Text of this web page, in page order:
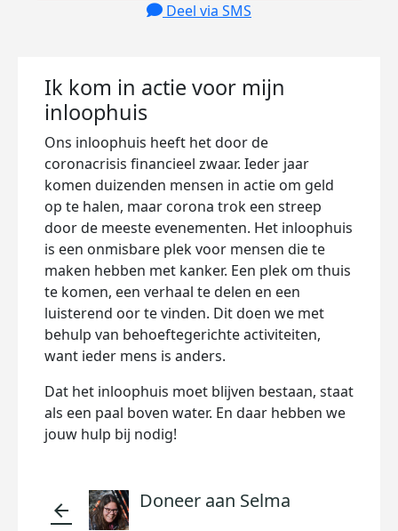
Deel via SMS
Ik kom in actie voor mijn
inloophuis
Ons inloophuis heeft het door de
coronacrisis financieel zwaar. Ieder jaar
komen duizenden mensen in actie om geld
op te halen, maar corona trok een streep
door de meeste evenementen. Het inloophuis
is een onmisbare plek voor mensen die te
maken hebben met kanker. Een plek om thuis
te komen, een verhaal te delen en een
luisterend oor te vinden. Dit doen we met
behulp van behoeftegerichte activiteiten,
want ieder mens is anders.
Dat het inloophuis moet blijven bestaan, staat
als een paal boven water. En daar hebben we
jouw hulp bij nodig!
arrow_back Doneer aan Selma